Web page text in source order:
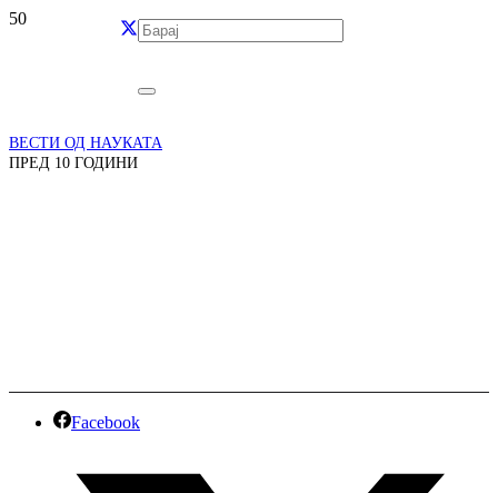
ВЕСТИ ОД НАУКАТА
ПРЕД 10 ГОДИНИ
Facebook